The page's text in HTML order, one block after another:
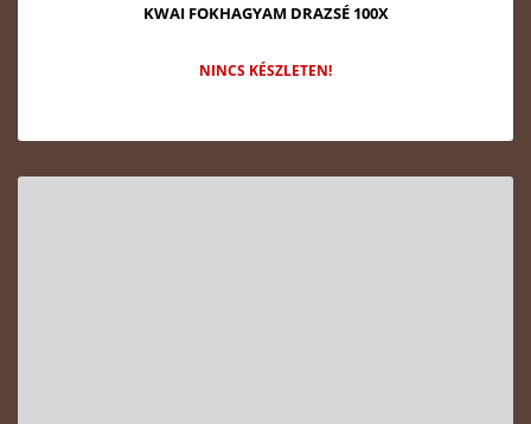
KWAI FOKHAGYAM DRAZSÉ 100X
NINCS KÉSZLETEN!